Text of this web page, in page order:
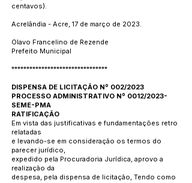
centavos).
Acrelândia - Acre, 17 de março de 2023.
Olavo Francelino de Rezende
Prefeito Municipal
********************************
DISPENSA DE LICITAÇÃO Nº 002/2023
PROCESSO ADMINISTRATIVO Nº 0012/2023-
SEME-PMA
RATIFICAÇÃO
Em vista das justificativas e fundamentações retro
relatadas
e levando-se em consideração os termos do
parecer jurídico,
expedido pela Procuradoria Jurídica, aprovo a
realização da
despesa, pela dispensa de licitação, Tendo como